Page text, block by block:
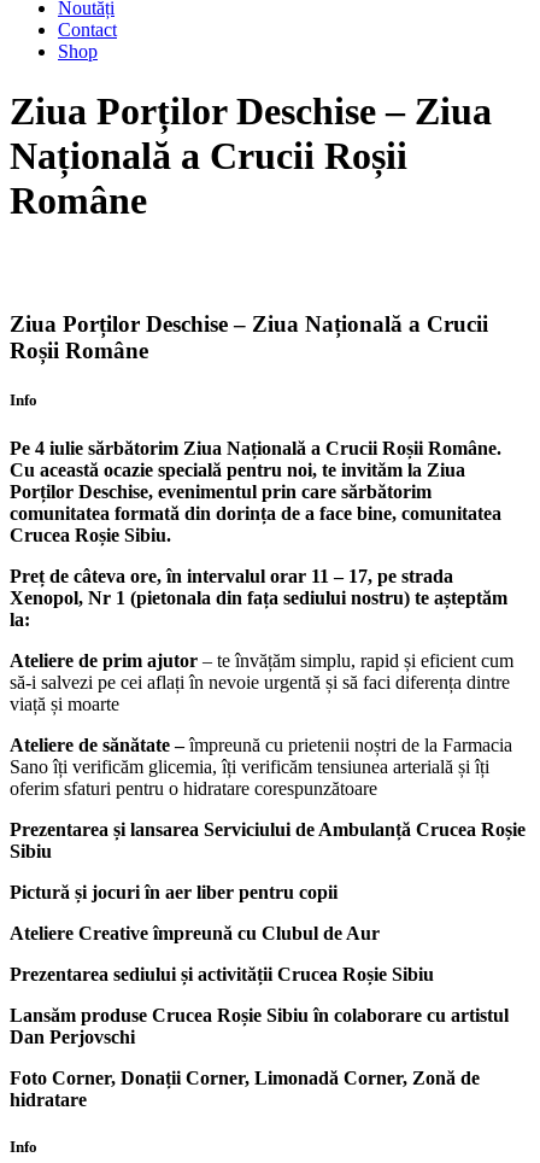
Noutăți
Contact
Shop
Ziua Porților Deschise – Ziua
Națională a Crucii Roșii
Române
Ziua Porților Deschise – Ziua Națională a Crucii
Roșii Române
Info
Pe 4 iulie sărbătorim Ziua Națională a Crucii Roșii Române.
Cu această ocazie specială pentru noi, te invităm la Ziua
Porților Deschise, evenimentul prin care sărbătorim
comunitatea formată din dorința de a face bine, comunitatea
Crucea Roșie Sibiu.
Preț de câteva ore, în intervalul orar 11 – 17, pe strada
Xenopol, Nr 1 (pietonala din fața sediului nostru) te așteptăm
la:
Ateliere de prim ajutor – te învățăm simplu, rapid și eficient cum
să-i salvezi pe cei aflați în nevoie urgentă și să faci diferența dintre
viață și moarte
Ateliere de sănătate –împreună cu prietenii noștri de la Farmacia
Sano îți verificăm glicemia, îți verificăm tensiunea arterială și îți
oferim sfaturi pentru o hidratare corespunzătoare
Prezentarea și lansarea Serviciului de Ambulanță Crucea Roșie
Sibiu
Pictură și jocuri în aer liber pentru copii
Ateliere Creative împreună cu Clubul de Aur
Prezentarea sediului și activității Crucea Roșie Sibiu
Lansăm produse Crucea Roșie Sibiu în colaborare cu artistul
Dan Perjovschi
Foto Corner, Donații Corner, Limonadă Corner, Zonă de
hidratare
Info